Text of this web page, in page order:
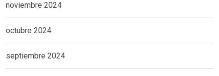
noviembre 2024
octubre 2024
septiembre 2024